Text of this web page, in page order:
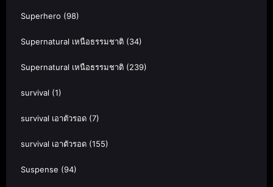
Superhero (98)
Supernatural เหนือธรรมชาติ (34)
Supernatural เหนือธรรมชาติ (239)
survival (1)
survival เอาตัวรอด (7)
survival เอาตัวรอด (155)
Suspense (94)